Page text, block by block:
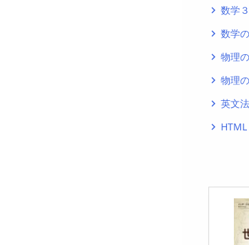
navigate_next 数学３
navigate_next 数学
navigate_next 物理
navigate_next 物理
navigate_next 英文法
navigate_next